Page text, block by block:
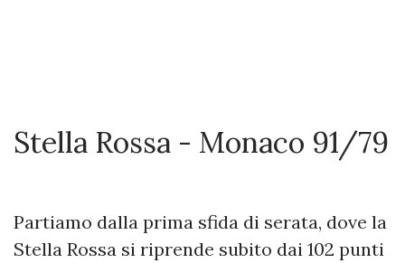
Stella Rossa - Monaco 91/79
Partiamo dalla prima sfida di serata, dove la
Stella Rossa si riprende subito dai 102 punti